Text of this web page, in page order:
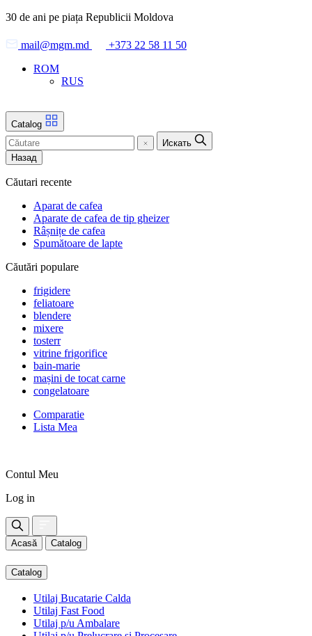
Skip
the
content
30 de ani pe piața Republicii Moldova
mail@mgm.md
+373 22 58 11 50
ROM
RUS
Catalog
Искать
Назад
Căutari recente
Aparat de cafea
Aparate de cafea de tip gheizer
Râșnițe de cafea
Spumătoare de lapte
Căutări populare
frigidere
feliatoare
blendere
mixere
tosterr
vitrine frigorifice
bain-marie
mașini de tocat carne
congelatoare
Comparatie
Lista Mea
Contul Meu
Log in
Acasă Catalog
Catalog
Utilaj Bucatarie Calda
Utilaj Fast Food
Utilaj p/u Ambalare